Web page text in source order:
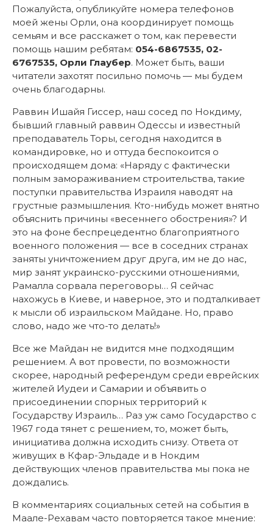
Пожалуйста, опубликуйте номера телефонов
моей жены Орли, она координирует помощь
семьям и все расскажет о том, как перевести
помощь нашим ребятам: 054-6867535, 02-
6767535, Орли Глаубер. Может быть, ваши
читатели захотят посильно помочь — мы будем
очень благодарны.
Раввин Ишайя Гиссер, наш сосед по Нокдиму,
бывший главный раввин Одессы и известный
преподаватель Торы, сегодня находится в
командировке, но и оттуда беспокоится о
происходящем дома: «Наряду с фактически
полным замораживанием строительства, такие
поступки правительства Израиля наводят на
грустные размышления. Кто-нибудь может внятно
объяснить причины «весеннего обострения»? И
это на фоне беспрецедентно благоприятного
военного положения — все в соседних странах
заняты уничтожением друг друга, им не до нас,
мир занят украинско-русскими отношениями,
Рамалла сорвала переговоры… Я сейчас
нахожусь в Киеве, и наверное, это и подталкивает
к мысли об израильском Майдане. Но, право
слово, надо же что-то делать!»
Все же Майдан не видится мне подходящим
решением. А вот провести, по возможности
скорее, народный референдум среди еврейских
жителей Иудеи и Самарии и объявить о
присоединении спорных территорий к
Государству Израиль… Раз уж само Государство с
1967 года тянет с решением, то, может быть,
инициатива должна исходить снизу. Ответа от
живущих в Кфар-Эльдаде и в Нокдим
действующих членов правительства мы пока не
дождались.
В комментариях социальных сетей на события в
Маале-Рехавам часто повторяется такое мнение: